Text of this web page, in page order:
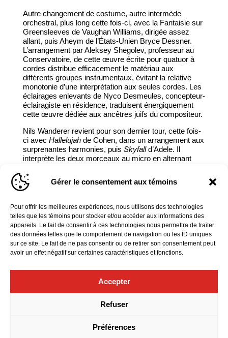
Gérer le consentement aux témoins
Pour offrir les meilleures expériences, nous utilisons des technologies
telles que les témoins pour stocker et/ou accéder aux informations des
appareils. Le fait de consentir à ces technologies nous permettra de traiter
des données telles que le comportement de navigation ou les ID uniques
sur ce site. Le fait de ne pas consentir ou de retirer son consentement peut
avoir un effet négatif sur certaines caractéristiques et fonctions.
Accepter
Refuser
Préférences
Autre changement de costume, autre intermède
orchestral, plus long cette fois-ci, avec la Fantaisie sur
Greensleeves de Vaughan Williams, dirigée assez
allant, puis Aheym de l’États-Unien Bryce Dessner.
L’arrangement par Aleksey Shegolev, professeur au
Conservatoire, de cette œuvre écrite pour quatuor à
cordes distribue efficacement le matériau aux
différents groupes instrumentaux, évitant la relative
monotonie d’une interprétation aux seules cordes. Les
éclairages enlevants de Nyco Desmeules, concepteur-
éclairagiste en résidence, traduisent énergiquement
cette œuvre dédiée aux ancêtres juifs du compositeur.
Nils Wanderer revient pour son dernier tour, cette fois-
ci avec Hallelujah de Cohen, dans un arrangement aux
surprenantes harmonies, puis Skyfall d’Adele. Il
interprète les deux morceaux au micro en alternant
Pour ses rappels, le généreux chanteur a offert deux
de ses propres compositions, en anglais et en
allemand.
Ce programme, qui marque également les débuts
officiels comme violon solo de Sheila Jaffé, est
redonné jeudi soir à guichets fermés.